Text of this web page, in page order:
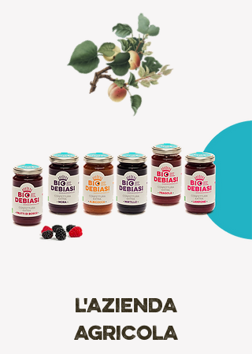
L'AZIENDA
AGRICOLA